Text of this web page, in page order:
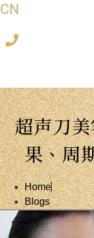
CN
超声刀
果、周
Home
Blogs